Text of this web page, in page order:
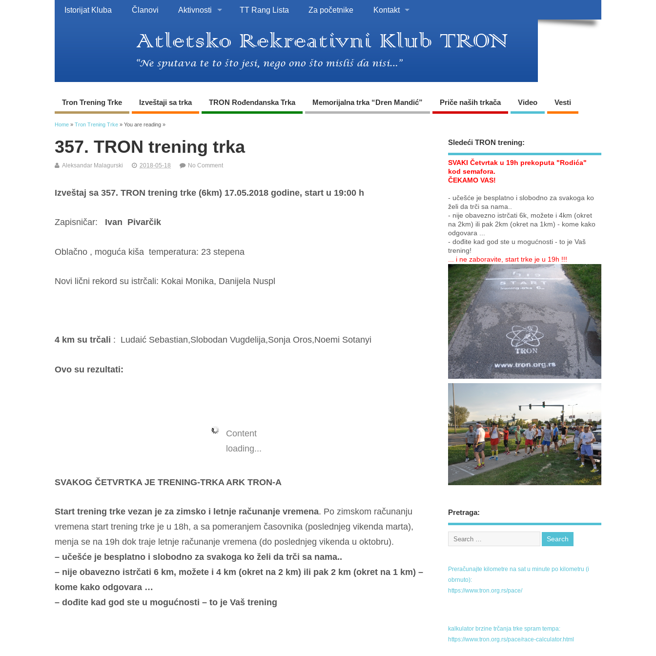
Istorijat Kluba Članovi Aktivnosti TT Rang Lista Za početnike Kontakt
Tron Trening Trke Izveštaji sa trka TRON Rođendanska Trka Memorijalna trka “Dren Mandić” Priče naših trkača Video Vesti
Home » Tron Trening Trke » You are reading »
357. TRON trening trka
Aleksandar Malagurski 2018-05-18 No Comment
Izveštaj sa 357. TRON trening trke (6km) 17.05.2018 godine, start u 19:00 h
Zapisničar: Ivan Pivarčik
Oblačno , moguća kiša temperatura: 23 stepena
Novi lični rekord su istrčali: Kokai Monika, Danijela Nuspl
4 km su trčali : Ludaić Sebastian,Slobodan Vugdelija,Sonja Oros,Noemi Sotanyi
Ovo su rezultati:
Content
loading...
SVAKOG ČETVRTKA JE TRENING-TRKA ARK TRON-A
Start trening trke vezan je za zimsko i letnje računanje vremena. Po zimskom računanju
vremena start trening trke je u 18h, a sa pomeranjem časovnika (poslednjeg vikenda marta),
menja se na 19h dok traje letnje računanje vremena (do poslednjeg vikenda u oktobru).
– učešće je besplatno i slobodno za svakoga ko želi da trči sa nama..
– nije obavezno istrčati 6 km, možete i 4 km (okret na 2 km) ili pak 2 km (okret na 1 km) –
kome kako odgovara …
– dođite kad god ste u mogućnosti – to je Vaš trening
Sledeći TRON trening:
SVAKI Četvrtak u 19h prekoputa "Rodića"
kod semafora.
ČEKAMO VAS!
- učešće je besplatno i slobodno za svakoga ko
želi da trči sa nama..
- nije obavezno istrčati 6k, možete i 4km (okret
na 2km) ili pak 2km (okret na 1km) - kome kako
odgovara ...
- dođite kad god ste u mogućnosti - to je Vaš
trening!
... i ne zaboravite, start trke je u 19h !!!
Pretraga:
Preračunajte kilometre na sat u minute po kilometru (i
obrnuto):
https://www.tron.org.rs/pace/
kalkulator brzine trčanja trke spram tempa:
https://www.tron.org.rs/pace/race-calculator.html